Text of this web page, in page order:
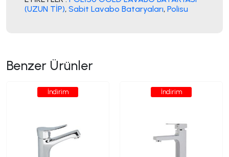
(UZUN TİP), Sabit Lavabo Bataryaları, Polisu
Benzer Ürünler
İndirim İndirim